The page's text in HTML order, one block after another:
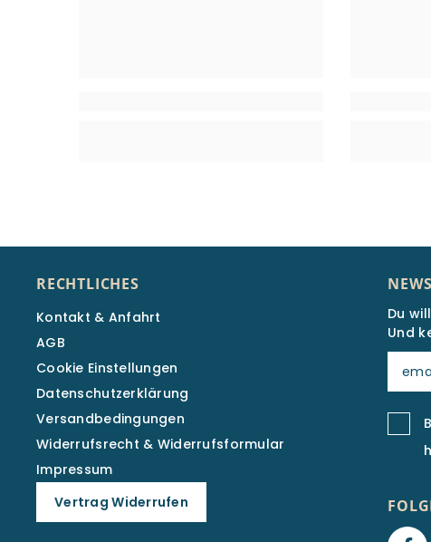
RECHTLICHES
Kontakt & Anfahrt
AGB
Cookie Einstellungen
Datenschutzerklärung
Versandbedingungen
Widerrufsrecht & Widerrufsformular
Impressum
Vertrag Widerrufen
Du
Und